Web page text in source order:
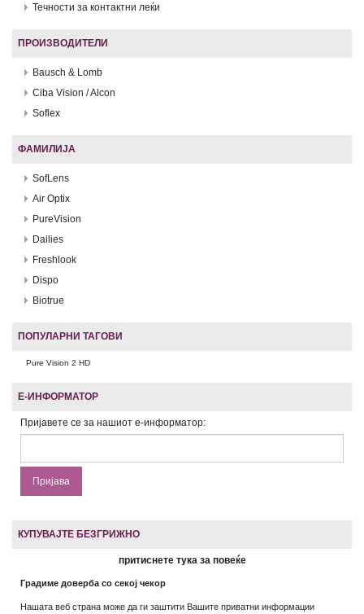
Течности за контактни леќи
ПРОИЗВОДИТЕЛИ
Bausch & Lomb
Ciba Vision / Alcon
Soflex
ФАМИЛИЈА
SofLens
Air Optix
PureVision
Dailies
Freshlook
Dispo
Biotrue
ПОПУЛАРНИ ТАГОВИ
Pure Vision 2 HD
Е-ИНФОРМАТОР
Пријавете се за нашиот е-информатор:
КУПУВАЈТЕ БЕЗГРИЖНО
притиснете тука за повеќе
Градиме доверба со секој чекор
Нашата веб страна може да ги заштити Вашите приватни информации